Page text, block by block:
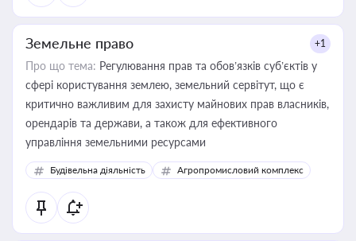
Земельне право +1
Про що тема: Регулювання прав та обов’язків суб’єктів у
сфері користування землею, земельний сервітут, що є
критично важливим для захисту майнових прав власників,
орендарів та держави, а також для ефективного
управління земельними ресурсами
Будівельна діяльність Агропромисловий комплекс